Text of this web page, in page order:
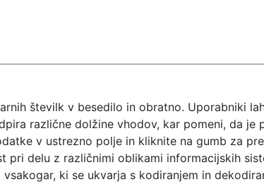
številk v besedilo in obratno. Uporabniki
različne dolžine vhodov, kar pomeni, da je
v ustrezno polje in kliknite na gumb za
delu z različnimi oblikami informacijskih
ki se ukvarja s kodiranjem in